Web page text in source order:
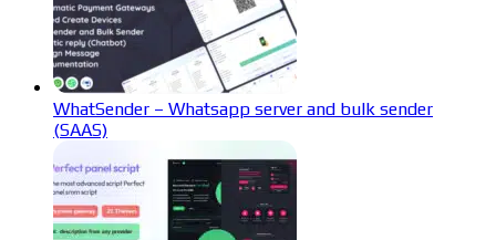
WhatSender – Whatsapp server and bulk sender
(SAAS)